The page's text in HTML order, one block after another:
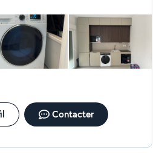
d'expérience Service
intervenons à
îles de France
Contacter